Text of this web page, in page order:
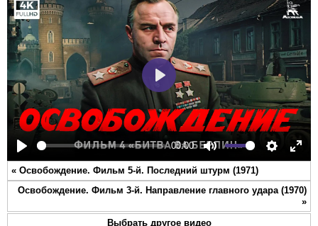
Play
00:00
Mute Settings
Play
« Освобождение. Фильм 5-й. Последний штурм (1971)
Освобождение. Фильм 3-й. Направление главного удара (1970)
»
Выбрать другое видео